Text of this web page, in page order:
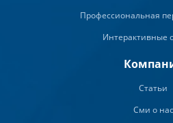
Профессиональная
Интерактивные
Статьи
Сми о нас